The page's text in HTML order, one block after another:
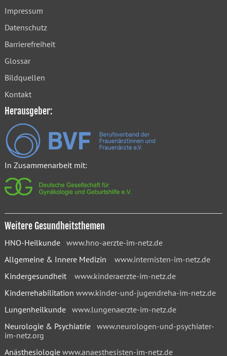
Impressum
Datenschutz
Barrierefreiheit
Glossar
Bildquellen
Kontakt
Herausgeber:
In Zusammenarbeit mit:
Weitere Gesundheitsthemen
HNO-Heilkunde www.hno-aerzte-im-netz.de
Allgemeine & Innere Medizin www.internisten-im-netz.de
Kindergesundheit www.kinderaerzte-im-netz.de
Kinderrehabilitation www.kinder-und-jugendreha-im-netz.de
Lungenheilkunde www.lungenaerzte-im-netz.de
Neurologie & Psychiatrie www.neurologen-und-psychiater-
im-netz.org
Anästhesiologie www.anaesthesisten-im-netz.de